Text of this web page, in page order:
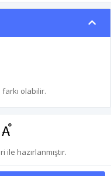
olabilir.
ile hazırlanmıştır.